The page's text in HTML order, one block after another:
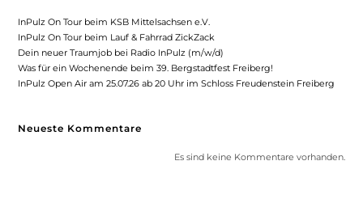
InPulz On Tour beim KSB Mittelsachsen e.V.
InPulz On Tour beim Lauf & Fahrrad ZickZack
Dein neuer Traumjob bei Radio InPulz (m/w/d)
Was für ein Wochenende beim 39. Bergstadtfest Freiberg!
InPulz Open Air am 25.07.26 ab 20 Uhr im Schloss Freudenstein Freiberg
Neueste Kommentare
Es sind keine Kommentare vorhanden.